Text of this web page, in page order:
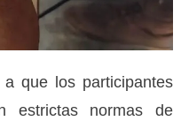
que los participantes
estrictas normas de